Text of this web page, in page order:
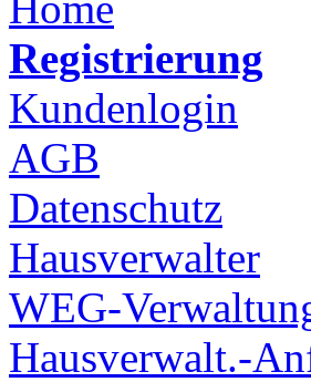
Registrierung
Kundenlogin
AGB
Datenschutz
Hausverwalter
WEG-
Hausverwalt.-